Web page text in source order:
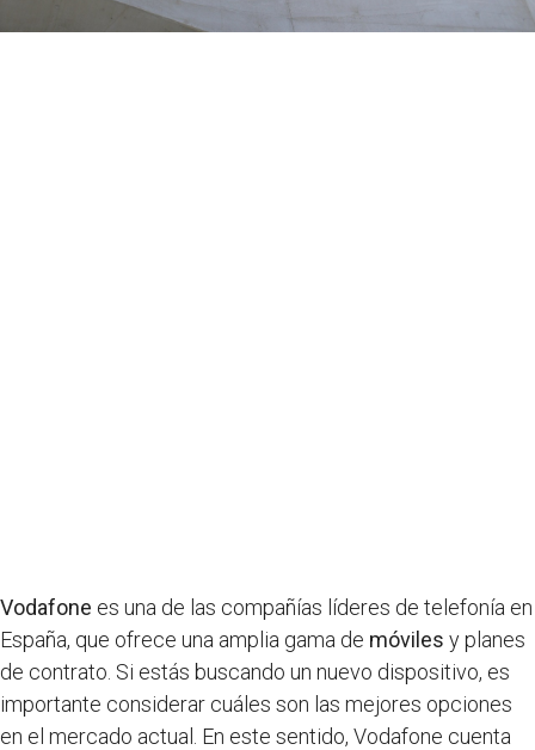
Vodafone es una de las compañías líderes de telefonía en
España, que ofrece una amplia gama de móviles y planes
de contrato. Si estás buscando un nuevo dispositivo, es
importante considerar cuáles son las mejores opciones
en el mercado actual. En este sentido, Vodafone cuenta